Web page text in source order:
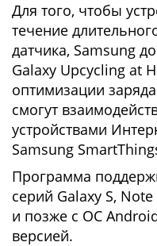
Для того, чтобы
течение
датчика, Samsung
Galaxy Upcycling at
оптимизации
смогут
устройствами
Samsung
Программа
серий Galaxy S,
и позже с ОС
версией.